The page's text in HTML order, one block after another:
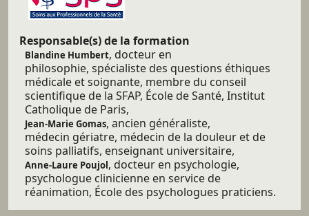
Responsable(s) de la formation
Blandine Humbert, docteur en
philosophie, spécialiste des questions éthiques
médicale et soignante, membre du conseil
scientifique de la SFAP, École de Santé, Institut
Catholique de Paris,
Jean-Marie Gomas, ancien généraliste,
médecin gériatre, médecin de la douleur et de
soins palliatifs, enseignant universitaire,
Anne-Laure Poujol , docteur en psychologie,
psychologue clinicienne en service de
réanimation, École des psychologues praticiens.